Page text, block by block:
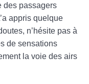
des passagers
appris quelque
n’hésite pas à
de sensations
la voie des airs